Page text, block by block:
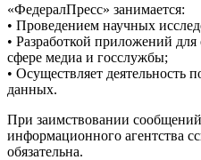
«ФедералПресс» занимается:
• Проведением научных
• Разработкой приложений
сфере медиа и госслужбы;
• Осуществляет деятельность
данных.
При заимствовании
информационного агентства
обязательна.